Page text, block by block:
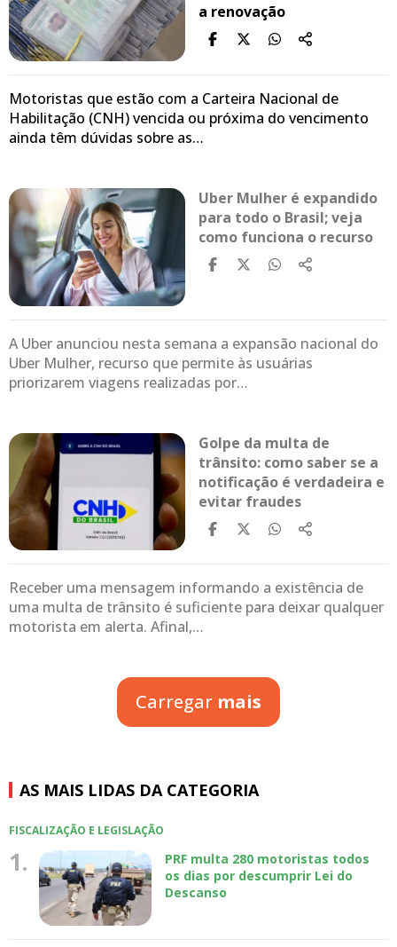
a renovação
Motoristas que estão com a Carteira Nacional de
Habilitação (CNH) vencida ou próxima do vencimento
ainda têm dúvidas sobre as…
Uber Mulher é expandido
para todo o Brasil; veja
como funciona o recurso
A Uber anunciou nesta semana a expansão nacional do
Uber Mulher, recurso que permite às usuárias
priorizarem viagens realizadas por…
Golpe da multa de
trânsito: como saber se a
notificação é verdadeira e
evitar fraudes
Receber uma mensagem informando a existência de
uma multa de trânsito é suficiente para deixar qualquer
motorista em alerta. Afinal,…
Carregar mais
AS MAIS LIDAS DA CATEGORIA
FISCALIZAÇÃO E LEGISLAÇÃO
1.
PRF multa 280 motoristas todos
os dias por descumprir Lei do
Descanso